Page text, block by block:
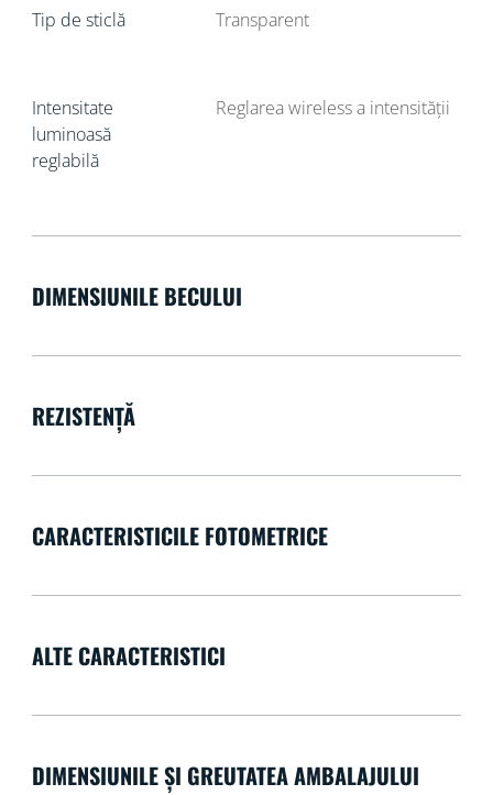
Tip de sticlă Transparent
Intensitate
luminoasă
reglabilă
Reglarea wireless a intensității
DIMENSIUNILE BECULUI
REZISTENȚĂ
CARACTERISTICILE FOTOMETRICE
ALTE CARACTERISTICI
DIMENSIUNILE ȘI GREUTATEA AMBALAJULUI